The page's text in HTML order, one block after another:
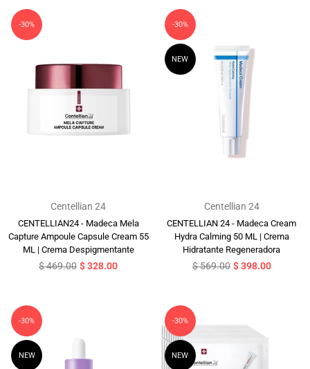
-30%
Centellian 24
CENTELLIAN24 - Madeca Mela
Capture Ampoule Capsule Cream 55
ML | Crema Despigmentante
Precio
$ 469.00 $ 328.00
-30%
NEW
Centellian 24
CENTELLIAN 24 - Madeca Cream
Hydra Calming 50 ML | Crema
Hidratante Regeneradora
Precio
$ 569.00 $ 398.00
-30%
NEW
-30%
NEW